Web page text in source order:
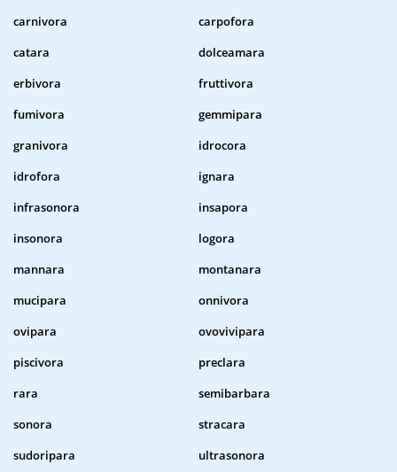
carnivora
carpofora
catara
dolceamara
erbivora
fruttivora
fumivora
gemmipara
granivora
idrocora
idrofora
ignara
infrasonora
insapora
insonora
logora
mannara
montanara
mucipara
onnivora
ovipara
ovovivipara
piscivora
preclara
rara
semibarbara
sonora
stracara
sudoripara
ultrasonora